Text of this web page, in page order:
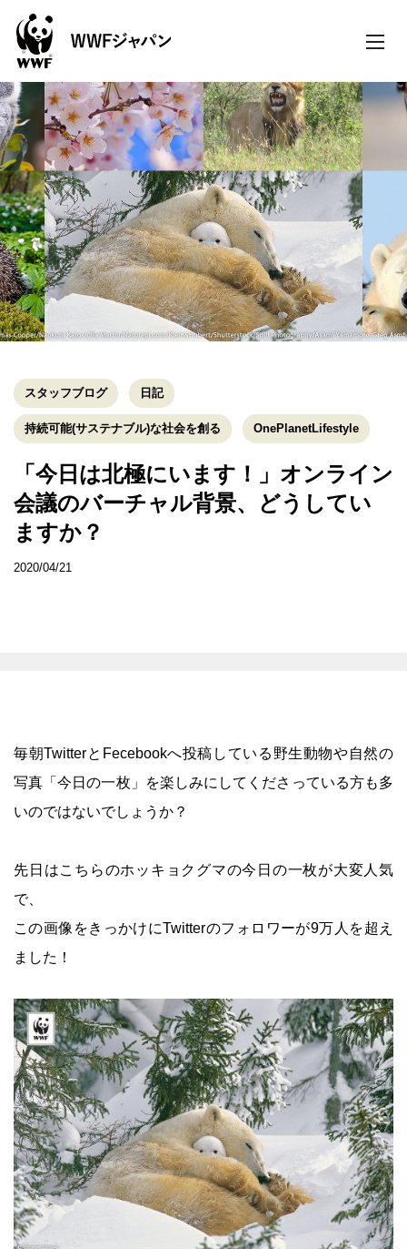
toggle
スタッフブログ 日記
持続可能(サステナブル)な社会を創る OnePlanetLifestyle
「今日は北極にいます！」オンライン
会議のバーチャル背景、どうしてい
ますか？
2020/04/21
毎朝TwitterとFecebookへ投稿している野生動物や自然の
写真「今日の一枚」を楽しみにしてくださっている方も多
いのではないでしょうか？
先日はこちらのホッキョクグマの今日の一枚が大変人気
で、
この画像をきっかけにTwitterのフォロワーが9万人を超え
ました！